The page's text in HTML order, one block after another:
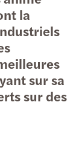
la
sur sa
sur des